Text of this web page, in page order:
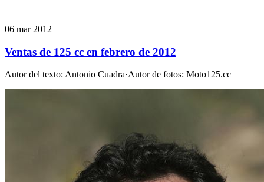
06 mar 2012
Ventas de 125 cc en febrero de 2012
Autor del texto: Antonio Cuadra·Autor de fotos: Moto125.cc